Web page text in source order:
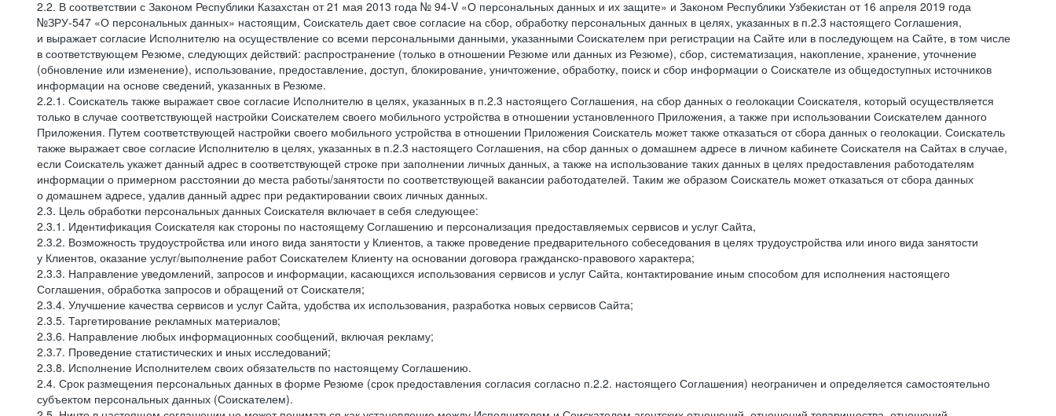
2.2. В соответствии с Законом Республики Казахстан от 21 мая 2013 года № 94-V «О персональных данных и их защите» и Законом Республики Узбекистан от 16 апреля 2019 года
№ЗРУ-547 «О персональных данных» настоящим, Соискатель дает свое согласие на сбор, обработку персональных данных в целях, указанных в п.2.3 настоящего Соглашения,
и выражает согласие Исполнителю на осуществление со всеми персональными данными, указанными Соискателем при регистрации на Сайте или в последующем на Сайте, в том числе
в соответствующем Резюме, следующих действий: распространение (только в отношении Резюме или данных из Резюме), сбор, систематизация, накопление, хранение, уточнение
(обновление или изменение), использование, предоставление, доступ, блокирование, уничтожение, обработку, поиск и сбор информации о Соискателе из общедоступных источников
информации на основе сведений, указанных в Резюме.
2.2.1. Соискатель также выражает свое согласие Исполнителю в целях, указанных в п.2.3 настоящего Соглашения, на сбор данных о геолокации Соискателя, который осуществляется
только в случае соответствующей настройки Соискателем своего мобильного устройства в отношении установленного Приложения, а также при использовании Соискателем данного
Приложения. Путем соответствующей настройки своего мобильного устройства в отношении Приложения Соискатель может также отказаться от сбора данных о геолокации. Соискатель
также выражает свое согласие Исполнителю в целях, указанных в п.2.3 настоящего Соглашения, на сбор данных о домашнем адресе в личном кабинете Соискателя на Сайтах в случае,
если Соискатель укажет данный адрес в соответствующей строке при заполнении личных данных, а также на использование таких данных в целях предоставления работодателям
информации о примерном расстоянии до места работы/занятости по соответствующей вакансии работодателей. Таким же образом Соискатель может отказаться от сбора данных
о домашнем адресе, удалив данный адрес при редактировании своих личных данных.
2.3. Цель обработки персональных данных Соискателя включает в себя следующее:
2.3.1. Идентификация Соискателя как стороны по настоящему Соглашению и персонализация предоставляемых сервисов и услуг Сайта,
2.3.2. Возможность трудоустройства или иного вида занятости у Клиентов, а также проведение предварительного собеседования в целях трудоустройства или иного вида занятости
у Клиентов, оказание услуг/выполнение работ Соискателем Клиенту на основании договора гражданско-правового характера;
2.3.3. Направление уведомлений, запросов и информации, касающихся использования сервисов и услуг Сайта, контактирование иным способом для исполнения настоящего
Соглашения, обработка запросов и обращений от Соискателя;
2.3.4. Улучшение качества сервисов и услуг Сайта, удобства их использования, разработка новых сервисов Сайта;
2.3.5. Таргетирование рекламных материалов;
2.3.6. Направление любых информационных сообщений, включая рекламу;
2.3.7. Проведение статистических и иных исследований;
2.3.8. Исполнение Исполнителем своих обязательств по настоящему Соглашению.
2.4. Срок размещения персональных данных в форме Резюме (срок предоставления согласия согласно п.2.2. настоящего Соглашения) неограничен и определяется самостоятельно
субъектом персональных данных (Соискателем).